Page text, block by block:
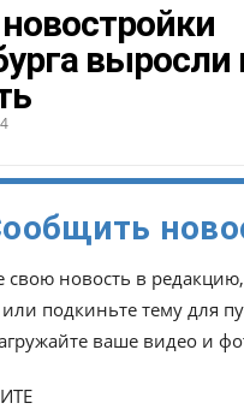
выросли
свою новость в
подкиньте тему для
ваше видео и